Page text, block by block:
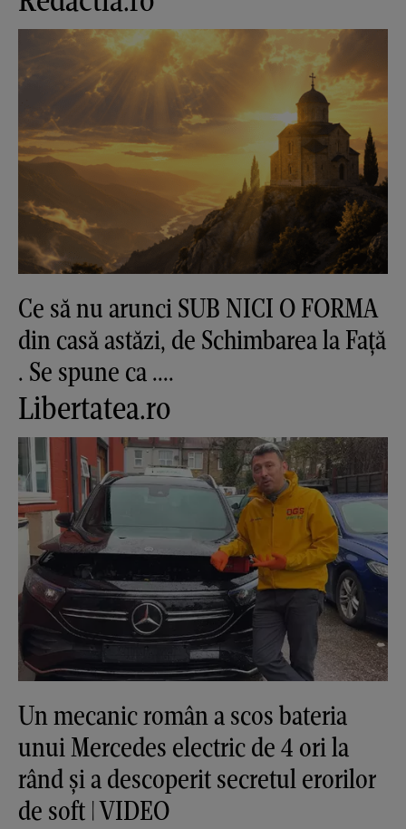
Ce să nu arunci SUB NICI O FORMA
din casă astăzi, de Schimbarea la Față
. Se spune ca ....
Libertatea.ro
Un mecanic român a scos bateria
unui Mercedes electric de 4 ori la
rând și a descoperit secretul erorilor
de soft | VIDEO